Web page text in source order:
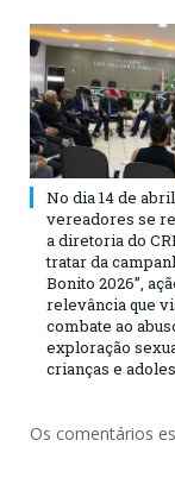
No dia 14 de
vereadores se
a diretoria do
tratar da
Bonito 2026”,
relevância que
combate ao
exploração
crianças e
Os comentários